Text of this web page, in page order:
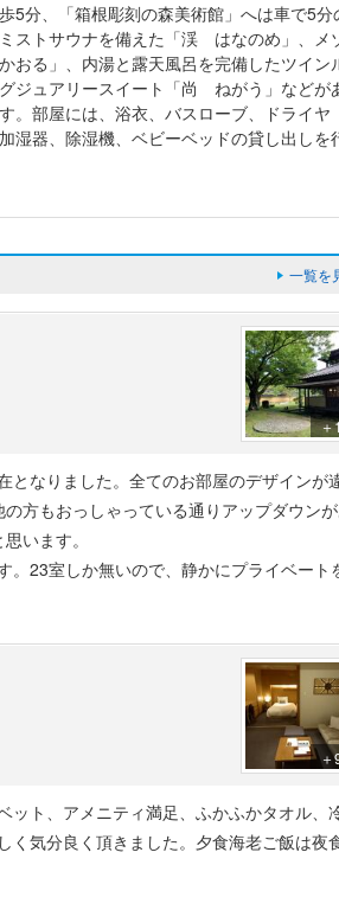
5分、「箱根彫刻の森美術館」へは車で5分
ストサウナを備えた「渓 はなのめ」、メ
る」、内湯と露天風呂を完備したツイン
ジュアリースイート「尚 ねがう」などが
。部屋には、浴衣、バスローブ、ドライヤ
湿器、除湿機、ベビーベッドの貸し出しを
一覧を
＋
なりました。全てのお部屋のデザインが
方もおっしゃっている通りアップダウン
います。
。23室しか無いので、静かにプライベート
＋
ット、アメニティ満足、ふかふかタオル、
く気分良く頂きました。夕食海老ご飯は夜